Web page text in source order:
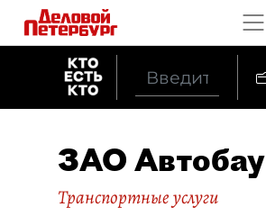
ЗАО Автобау
Транспортные услуги